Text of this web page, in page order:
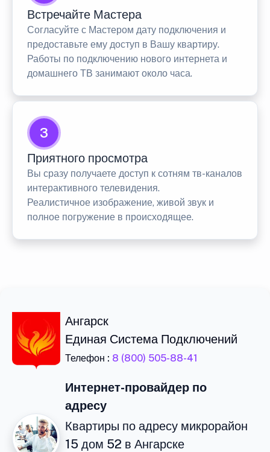
Встречайте Мастера
Согласуйте с Мастером дату подключения и
предоставьте ему доступ в Вашу квартиру.
Работы по подключению нового интернета и
домашнего ТВ занимают около часа.
3
Приятного просмотра
Вы сразу получаете доступ к сотням тв-каналов
интерактивного телевидения.
Реалистичное изображение, живой звук и
полное погружение в происходящее.
Ангарск
Единая Система Подключений
Телефон : 8 (800) 505-88-41
Интернет-провайдер по
адресу
Квартиры по адресу микрорайон
15 дом 52 в Ангарске